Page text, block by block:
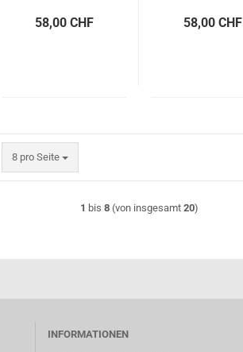
58,00 CHF 58,00 CHF
8 pro Seite
pro Seite
1 bis 8(von insgesamt 20)
INFORMATIONEN